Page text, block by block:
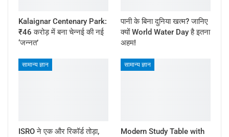
Kalaignar Centenary Park:
₹46 करोड़ में बना चेन्नई की नई
‘जन्नत’
पानी के बिना दुनिया खत्म? जानिए
क्यों World Water Day है इतना
अहम!
सामान्य ज्ञान
ISRO ने एक और रिकॉर्ड तोड़ा,
सामान्य ज्ञान
Modern Study Table with